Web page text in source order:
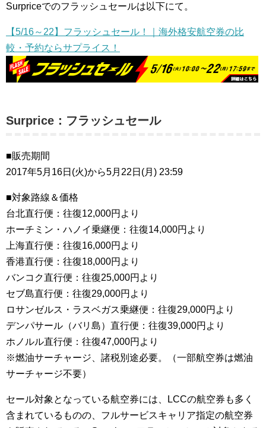
Surpriceでのフラッシュセールは以下にて。
【5/16～22】フラッシュセール！｜海外格安航空券の比
較・予約ならサプライス！
Surprice：フラッシュセール
■販売期間
2017年5月16日(火)から5月22日(月) 23:59
■対象路線＆価格
台北直行便：往復12,000円より
ホーチミン・ハノイ乗継便：往復14,000円より
上海直行便：往復16,000円より
香港直行便：往復18,000円より
バンコク直行便：往復25,000円より
セブ島直行便：往復29,000円より
ロサンゼルス・ラスベガス乗継便：往復29,000円より
デンパサール（バリ島）直行便：往復39,000円より
ホノルル直行便：往復47,000円より
※燃油サーチャージ、諸税別途必要。（一部航空券は燃油
サーチャージ不要）
セール対象となっている航空券には、LCCの航空券も多く
含まれているものの、フルサービスキャリア指定の航空券